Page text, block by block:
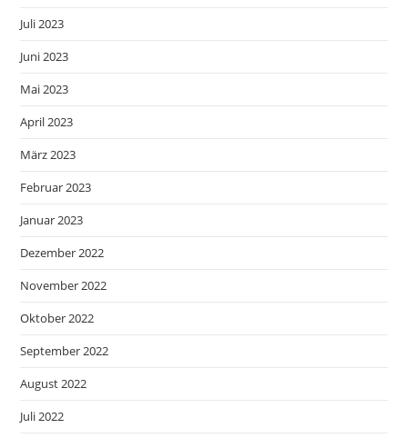
Juli 2023
Juni 2023
Mai 2023
April 2023
März 2023
Februar 2023
Januar 2023
Dezember 2022
November 2022
Oktober 2022
September 2022
August 2022
Juli 2022